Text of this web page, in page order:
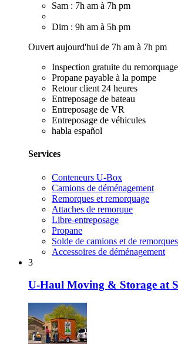
Sam : 7h am à 7h pm
Dim : 9h am à 5h pm
Ouvert aujourd'hui de 7h am à 7h pm
Inspection gratuite du remorquage
Propane payable à la pompe
Retour client 24 heures
Entreposage de bateau
Entreposage de VR
Entreposage de véhicules
habla español
Services
Conteneurs U-Box
Camions de déménagement
Remorques et remorquage
Attaches de remorque
Libre-entreposage
Propane
Solde de camions et de remorques
Accessoires de déménagement
3
U-Haul Moving & Storage at